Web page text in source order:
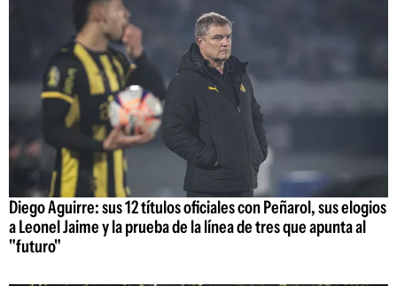
Diego Aguirre: sus 12 títulos oficiales con Peñarol, sus elogios
a Leonel Jaime y la prueba de la línea de tres que apunta al
"futuro"